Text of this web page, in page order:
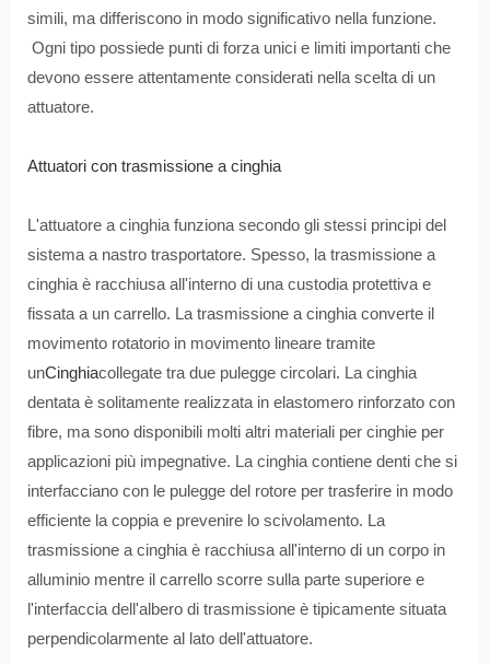
simili, ma differiscono in modo significativo nella funzione.
Ogni tipo possiede punti di forza unici e limiti importanti che
devono essere attentamente considerati nella scelta di un
attuatore.
Attuatori con trasmissione a cinghia
L'attuatore a cinghia funziona secondo gli stessi principi del
sistema a nastro trasportatore. Spesso, la trasmissione a
cinghia è racchiusa all'interno di una custodia protettiva e
fissata a un carrello. La trasmissione a cinghia converte il
movimento rotatorio in movimento lineare tramite
unCinghiacollegate tra due pulegge circolari. La cinghia
dentata è solitamente realizzata in elastomero rinforzato con
fibre, ma sono disponibili molti altri materiali per cinghie per
applicazioni più impegnative. La cinghia contiene denti che si
interfacciano con le pulegge del rotore per trasferire in modo
efficiente la coppia e prevenire lo scivolamento. La
trasmissione a cinghia è racchiusa all'interno di un corpo in
alluminio mentre il carrello scorre sulla parte superiore e
l'interfaccia dell'albero di trasmissione è tipicamente situata
perpendicolarmente al lato dell'attuatore.